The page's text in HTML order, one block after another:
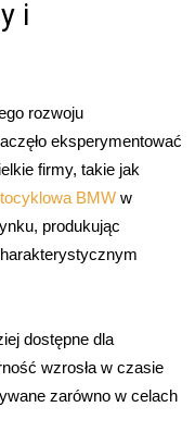
i
rozwoju
eksperymentować
firmy, takie jak
BMW w
produkując
dostępne dla
wzrosła w czasie
zarówno w celach